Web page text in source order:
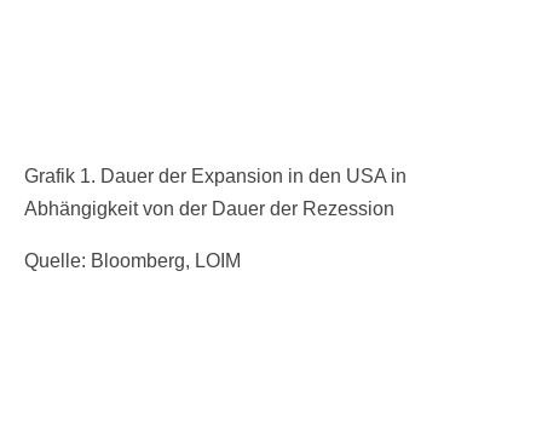
Grafik 1. Dauer der Expansion in den USA in
Abhängigkeit von der Dauer der Rezession
Quelle: Bloomberg, LOIM